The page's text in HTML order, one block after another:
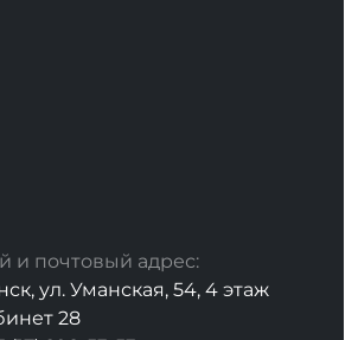
и почтовый адрес:
ул. Уманская, 54, 4 этаж
28